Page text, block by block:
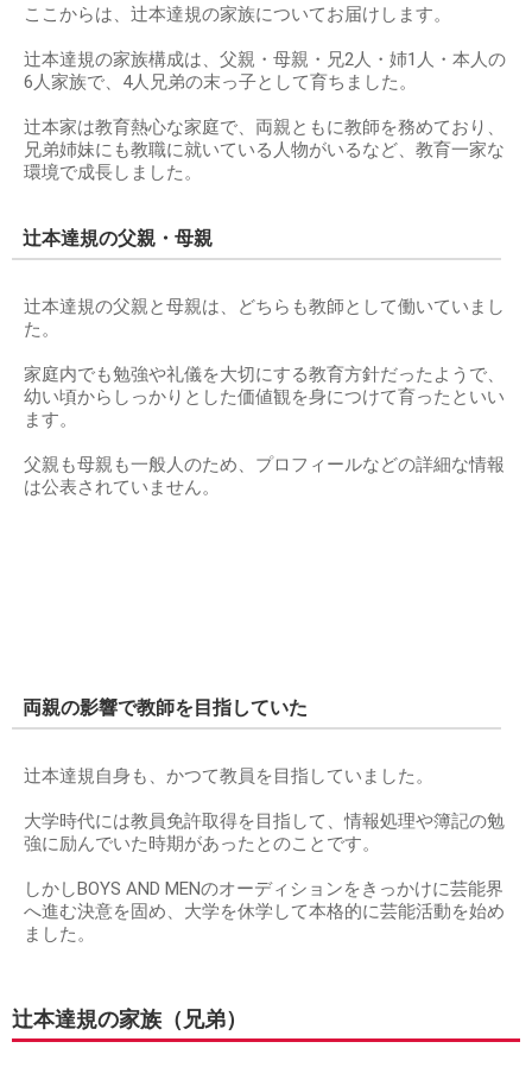
ここからは、辻本達規の家族についてお届けします。
辻本達規の家族構成は、父親・母親・兄2人・姉1人・本人の
6人家族で、4人兄弟の末っ子として育ちました。
辻本家は教育熱心な家庭で、両親ともに教師を務めており、
兄弟姉妹にも教職に就いている人物がいるなど、教育一家な
環境で成長しました。
辻本達規の父親・母親
辻本達規の父親と母親は、どちらも教師として働いていまし
た。
家庭内でも勉強や礼儀を大切にする教育方針だったようで、
幼い頃からしっかりとした価値観を身につけて育ったといい
ます。
父親も母親も一般人のため、プロフィールなどの詳細な情報
は公表されていません。
両親の影響で教師を目指していた
辻本達規自身も、かつて教員を目指していました。
大学時代には教員免許取得を目指して、情報処理や簿記の勉
強に励んでいた時期があったとのことです。
しかしBOYS AND MENのオーディションをきっかけに芸能界
へ進む決意を固め、大学を休学して本格的に芸能活動を始め
ました。
辻本達規の家族（兄弟）